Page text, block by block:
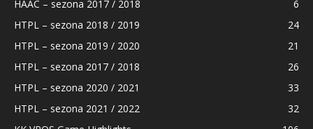
HAAC – sezona 2017 / 2018
6
HTPL – sezona 2018 / 2019
24
HTPL – sezona 2019 / 2020
21
HTPL – sezona 2017 / 2018
26
HTPL – sezona 2020 / 2021
33
HTPL – sezona 2021 / 2022
32